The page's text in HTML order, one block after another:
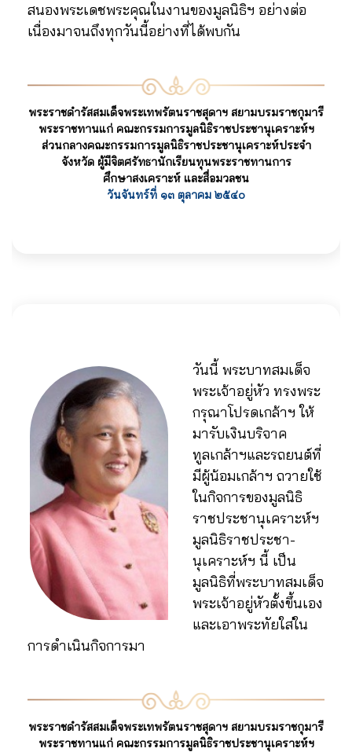
สนองพระเดชพระคุณในงานของมูลนิธิฯ อย่างต่อ
เนื่องมาจนถึงทุกวันนี้อย่างที่ได้พบกัน
พระราชดำรัสสมเด็จพระเทพรัตนราชสุดาฯ สยามบรมราชกุมารี
พระราชทานแก่ คณะกรรมการมูลนิธิราชประชานุเคราะห์ฯ
ส่วนกลางคณะกรรมการมูลนิธิราชประชานุเคราะห์ประจำ
จังหวัด ผู้มีจิตศรัทธานักเรียนทุนพระราชทานการ
ศึกษาสงเคราะห์ และสื่อมวลชน
วันจันทร์ที่ ๑๓ ตุลาคม ๒๕๔๐
วันนี้ พระบาทสมเด็จ
พระเจ้าอยู่หัว ทรงพระ
กรุณาโปรดเกล้าฯ ให้
มารับเงินบริจาค
ทูลเกล้าฯและรถยนต์ที่
มีผู้น้อมเกล้าฯ ถวายใช้
ในกิจการของมูลนิธิ
ราชประชานุเคราะห์ฯ
มูลนิธิราชประชา-
นุเคราะห์ฯ นี้ เป็น
มูลนิธิที่พระบาทสมเด็จ
พระเจ้าอยู่หัวตั้งขึ้นเอง
และเอาพระทัยใส่ใน
การดำเนินกิจการมา
พระราชดำรัสสมเด็จพระเทพรัตนราชสุดาฯ สยามบรมราชกุมารี
พระราชทานแก่ คณะกรรมการมูลนิธิราชประชานุเคราะห์ฯ